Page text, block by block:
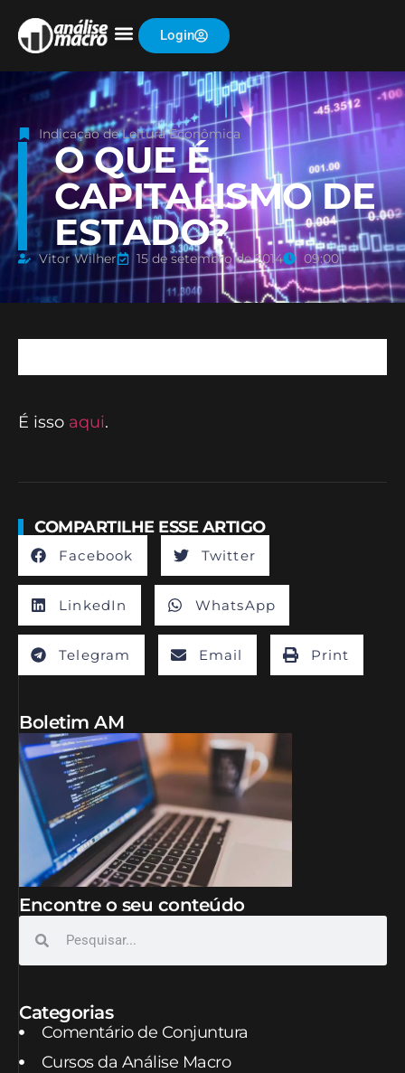
Login
Indicação de Leitura Econômica
O QUE É
CAPITALISMO DE
ESTADO?
Vitor Wilher 15 de setembro de 2014 09:00
É isso aqui.
COMPARTILHE ESSE ARTIGO
Facebook Twitter
LinkedIn WhatsApp
Telegram Email Print
Boletim AM
Encontre o seu conteúdo
Categorias
Comentário de Conjuntura
Cursos da Análise Macro